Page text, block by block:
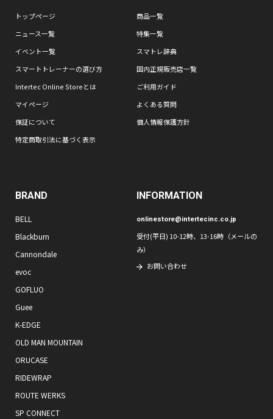
トップページ
商品一覧
ニュース一覧
特集一覧
イベント一覧
スマトレ辞典
スマートトレーナーの選び方
国内正規販売店一覧
Intertec Online Storeとは
ご利用ガイド
マイページ
よくある質問
保証について
個人情報保護方針
特定商取引法に基づく表示
BRAND
BELL
Blackburn
Cannondale
evoc
GOFLUO
Guee
K-EDGE
OLD MAN MOUNTAIN
ORUCASE
RIDEWRAP
ROUTE WERKS
SP CONNECT
INFORMATION
onlinestore@intertecinc.co.jp
受付(平日) 10-12時、13-16時（メールの
み）
お問い合わせ